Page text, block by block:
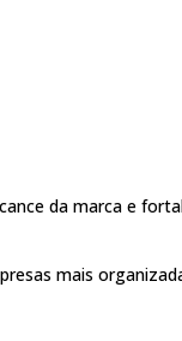
da marca e
mais